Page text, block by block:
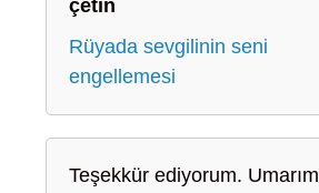
çetin
Rüyada sevgilinin seni
engellemesi
Teşekkür ediyorum. Umarım